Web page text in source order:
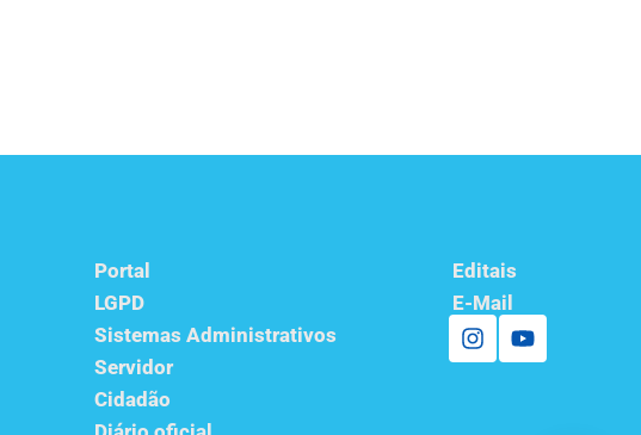
Portal
LGPD
Sistemas Administrativos
Servidor
Cidadão
Editais
E-Mail